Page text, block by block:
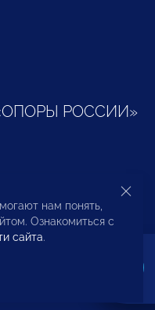
РОССИИ»
и
нам понять,
Ознакомиться с
сайта.